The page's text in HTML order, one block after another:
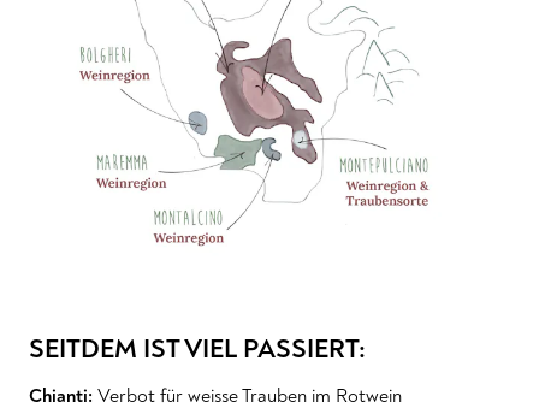
SEITDEM IST VIEL PASSIERT:
Chianti: Verbot für weisse Trauben im Rotwein